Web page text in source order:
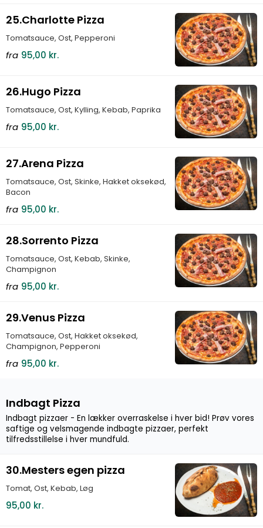
25.Charlotte Pizza
Tomatsauce, Ost, Pepperoni
fra 95,00 kr.
26.Hugo Pizza
Tomatsauce, Ost, Kylling, Kebab, Paprika
fra 95,00 kr.
27.Arena Pizza
Tomatsauce, Ost, Skinke, Hakket oksekød,
Bacon
fra 95,00 kr.
28.Sorrento Pizza
Tomatsauce, Ost, Kebab, Skinke,
Champignon
fra 95,00 kr.
29.Venus Pizza
Tomatsauce, Ost, Hakket oksekød,
Champignon, Pepperoni
fra 95,00 kr.
Indbagt Pizza
Indbagt pizzaer - En lækker overraskelse i hver bid! Prøv vores
saftige og velsmagende indbagte pizzaer, perfekt
tilfredsstillelse i hver mundfuld.
30.Mesters egen pizza
Tomat, Ost, Kebab, Løg
95,00 kr.